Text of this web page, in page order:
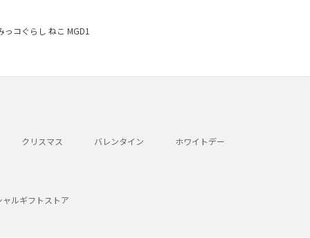
コぐらし ねこ MGD1
クリスマス バレンタイン ホワイトデー
ャルギフトストア